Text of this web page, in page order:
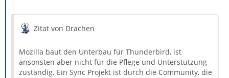
Zitat von Drachen
Mozilla baut den Unterbau für Thunderbird, ist
ansonsten aber nicht für die Pflege und Unterstützung
zuständig. Ein Sync Projekt ist durch die Community, die